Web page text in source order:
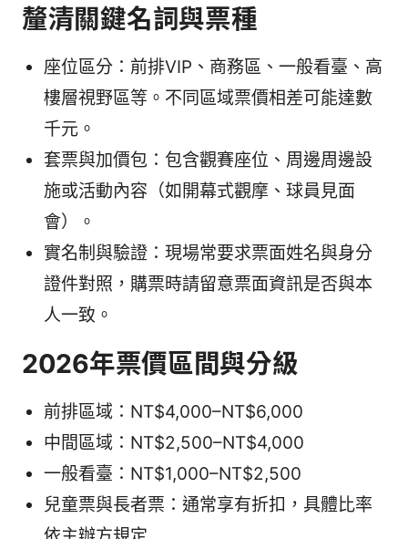
釐清關鍵名詞與票種
座位區分：前排VIP、商務區、一般看臺、高
樓層視野區等。不同區域票價相差可能達數
千元。
套票與加價包：包含觀賽座位、周邊周邊設
施或活動內容（如開幕式觀摩、球員見面
會）。
實名制與驗證：現場常要求票面姓名與身分
證件對照，購票時請留意票面資訊是否與本
人一致。
2026年票價區間與分級
前排區域：NT$4,000–NT$6,000
中間區域：NT$2,500–NT$4,000
一般看臺：NT$1,000–NT$2,500
兒童票與長者票：通常享有折扣，具體比率